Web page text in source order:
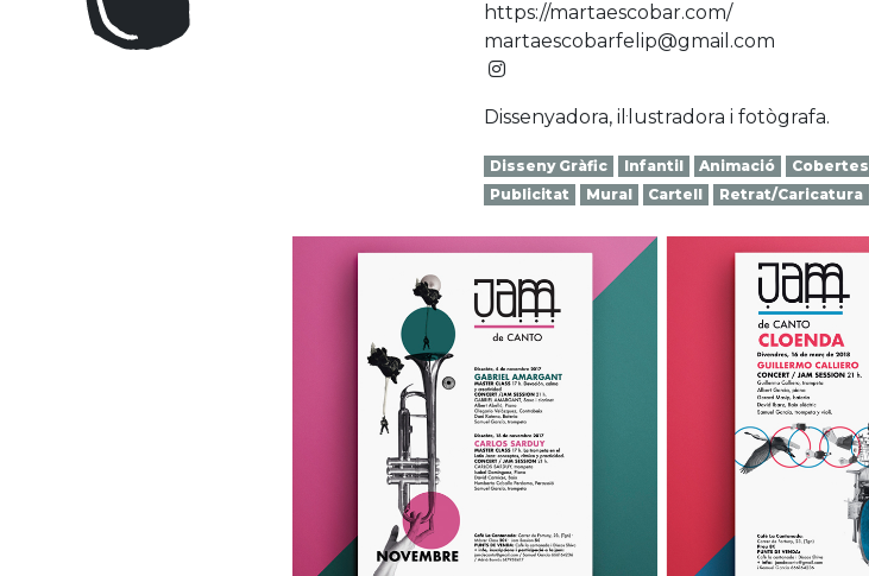
https://martaescobar.com/
martaescobarfelip@gmail.com
Dissenyadora, il·lustradora i fotògrafa.
Disseny Gràfic Infantil Animació Cobertes
Publicitat
Mural Cartell Retrat/Caricatura